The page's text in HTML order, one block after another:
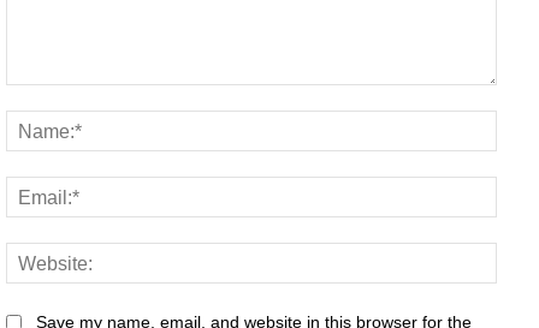
Save my name, email, and website in this browser for the